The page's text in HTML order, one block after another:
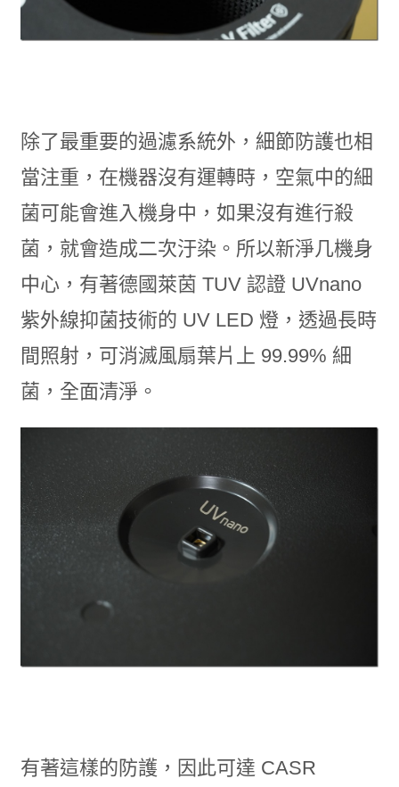
除了最重要的過濾系統外，細節防護也相
當注重，在機器沒有運轉時，空氣中的細
菌可能會進入機身中，如果沒有進行殺
菌，就會造成二次汙染。所以新淨几機身
中心，有著德國萊茵 TUV 認證 UVnano
紫外線抑菌技術的 UV LED 燈，透過長時
間照射，可消滅風扇葉片上 99.99% 細
菌，全面清淨。
有著這樣的防護，因此可達 CASR